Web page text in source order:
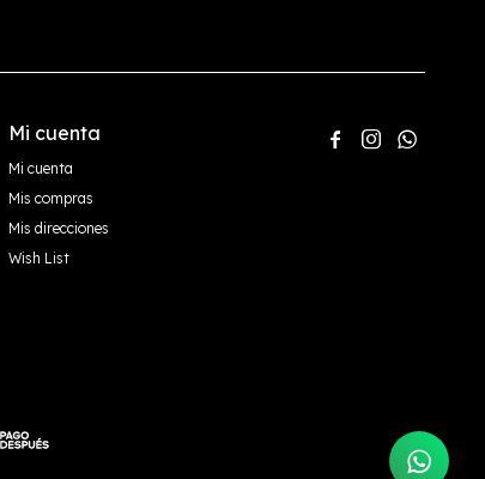
Mi cuenta
Mi cuenta
Mis compras
Mis direcciones
Wish List
  